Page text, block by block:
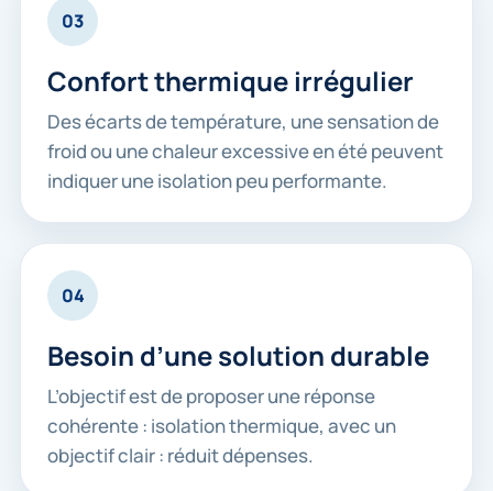
03
Confort thermique irrégulier
Des écarts de température, une sensation de
froid ou une chaleur excessive en été peuvent
indiquer une isolation peu performante.
04
Besoin d’une solution durable
L’objectif est de proposer une réponse
cohérente : isolation thermique, avec un
objectif clair : réduit dépenses.